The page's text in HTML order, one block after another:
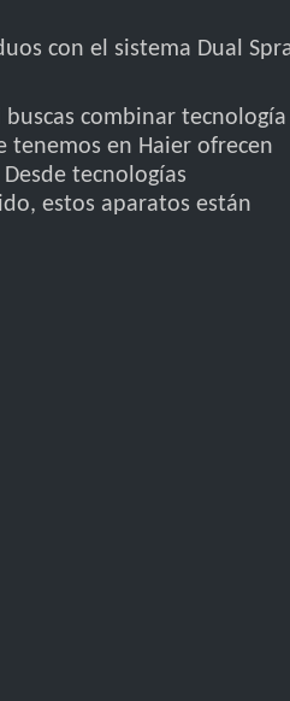
con el sistema Dual
combinar tecnología
tenemos en Haier ofrecen
tecnologías
estos aparatos están